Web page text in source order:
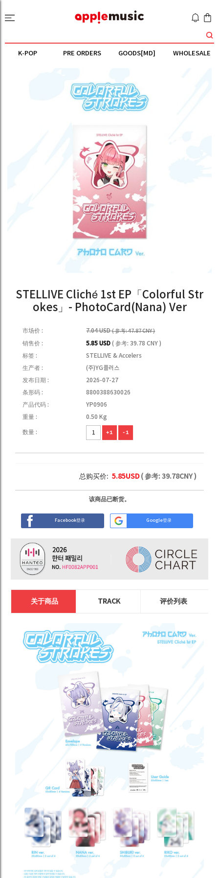
K-POP PRE ORDERS GOODS[MD] WHOLESALE
STELLIVE Cliché 1st EP「Colorful Str
okes」- PhotoCard(Nana) Ver
市场价 : 7.04 USD( 参考: 47.87 CNY )
销售价 : 5.85 USD( 参考: 39.78 CNY )
标签 :
STELLIVE & Accelers
生产者 :
(주)YG플러스
发布日期 :
2026-07-27
条形码 :
8800388630026
产品代码 :
YP0906
重量 :
0.50 Kg
数量 : +1 -1
总购买价: 5.85USD( 参考:39.78CNY )
该商品已断货。
Facebook登录 Google登录
关于商品 TRACK 评价列表